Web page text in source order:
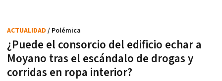
¿Puede el consorcio del edificio echar a
Moyano tras el escándalo de drogas y
corridas en ropa interior?
ACTUALIDAD / Polémica